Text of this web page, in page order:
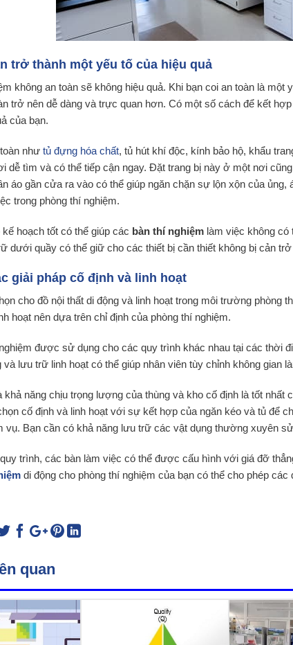
trở thành một yếu tố của hiệu quả
không an toàn sẽ không hiệu quả. Khi bạn coi an toàn là một
trở nên dễ dàng và trực quan hơn. Có một số cách để kết
của bạn.
như tủ đựng hóa chất, tủ hút khí độc, kính bảo hộ, khẩu
dễ tìm và có thể tiếp cận ngay. Đặt trang bị này ở một nơi
áo gần cửa ra vào có thể giúp ngăn chặn sự lộn xộn của
trong phòng thí nghiệm.
hoạch tốt có thể giúp các bàn thí nghiệm làm việc không có
dưới quầy có thể giữ cho các thiết bị cần thiết không bị cản
giải pháp cố định và linh hoạt
cho đồ nội thất di động và linh hoạt trong môi trường phòng
hoạt nên dựa trên chỉ định của phòng thí nghiệm.
được sử dụng cho các quy trình khác nhau tại các thời
và lưu trữ linh hoạt có thể giúp nhân viên tùy chỉnh không gian
khả năng chịu trọng lượng của thùng và kho cố định là tốt
cố định và linh hoạt với sự kết hợp của ngăn kéo và tủ để
vụ. Bạn cần có khả năng lưu trữ các vật dụng thường xuyên
trình, các bàn làm việc có thể được cấu hình với giá đỡ
di động cho phòng thí nghiệm của bạn có thể cho phép
quan